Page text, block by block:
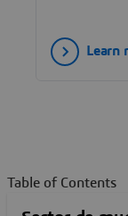
Learn
Table of Contents